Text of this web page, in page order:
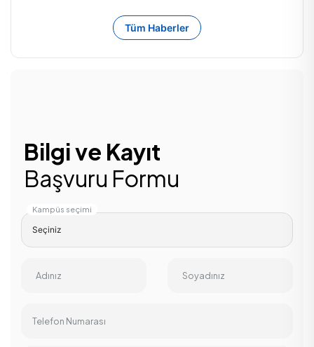
Tüm Haberler
Bilgi ve Kayıt
Başvuru Formu
Kampüs seçimi
Adınız Soyadınız
Telefon Numarası